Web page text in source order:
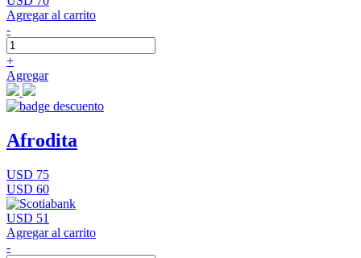
Agregar al carrito
-
+
Agregar
Afrodita
USD 75
USD 60
USD 51
Agregar al carrito
-